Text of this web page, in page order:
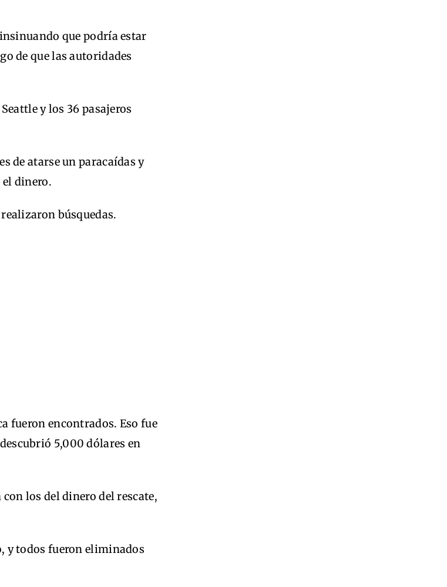
que podría estar
de que las autoridades
y los 36 pasajeros
de atarse un paracaídas y
el dinero.
búsquedas.
fueron encontrados. Eso fue
5,000 dólares en
los del dinero del rescate,
y todos fueron eliminados